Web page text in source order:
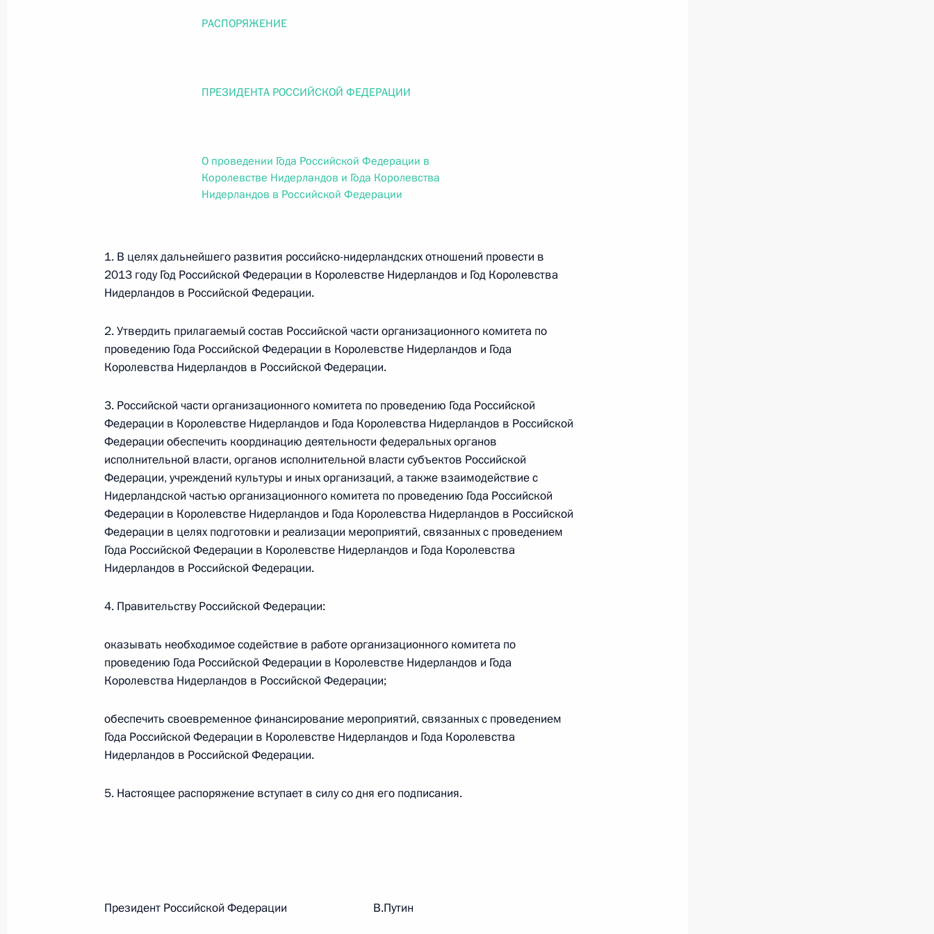
законодательные акты Российской Федерации
О внесении изменений в статью 12 Федерального закона «О государственной регистрации
недвижимости»
26 июля 2026 года
Федеральный закон от 26.07.2026 г. № 242-ФЗ
26 июля 2026 года
Федеральный закон от 26.07.2026 г. № 246-ФЗ
О внесении изменений в Трудовой кодекс Российской Федерации
26 июля 2026 года
26 июля 2026 года
О внесении изменения в статью 2 Федерального закона «О благотворительной деятельности
и добровольчестве (волонтерстве)»
РАСПОРЯЖЕНИЕ
ПРЕЗИДЕНТА РОССИЙСКОЙ ФЕДЕРАЦИИ
О проведении Года Российской Федерации в
Королевстве Нидерландов и Года Королевства
Нидерландов в Российской Федерации
1. В целях дальнейшего развития российско-нидерландских отношений провести в
2013 году Год Российской Федерации в Королевстве Нидерландов и Год Королевства
Нидерландов в Российской Федерации.
2. Утвердить прилагаемый состав Российской части организационного комитета по
проведению Года Российской Федерации в Королевстве Нидерландов и Года
Королевства Нидерландов в Российской Федерации.
3. Российской части организационного комитета по проведению Года Российской
Федерации в Королевстве Нидерландов и Года Королевства Нидерландов в Российской
Федерации обеспечить координацию деятельности федеральных органов
исполнительной власти, органов исполнительной власти субъектов Российской
Федерации, учреждений культуры и иных организаций, а также взаимодействие с
Нидерландской частью организационного комитета по проведению Года Российской
Федерации в Королевстве Нидерландов и Года Королевства Нидерландов в Российской
Федерации в целях подготовки и реализации мероприятий, связанных с проведением
Года Российской Федерации в Королевстве Нидерландов и Года Королевства
Нидерландов в Российской Федерации.
4. Правительству Российской Федерации:
оказывать необходимое содействие в работе организационного комитета по
проведению Года Российской Федерации в Королевстве Нидерландов и Года
Королевства Нидерландов в Российской Федерации;
обеспечить своевременное финансирование мероприятий, связанных с проведением
Года Российской Федерации в Королевстве Нидерландов и Года Королевства
Нидерландов в Российской Федерации.
5. Настоящее распоряжение вступает в силу со дня его подписания.
Президент Российской Федерации В.Путин